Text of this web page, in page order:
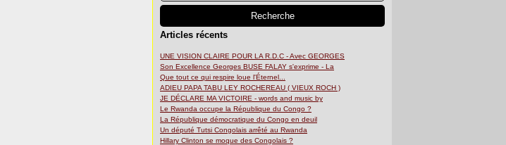
Articles récents
UNE VISION CLAIRE POUR LA R.D.C - Avec GEORGES
Son Excellence Georges BUSE FALAY s'exprime - La
Que tout ce qui respire loue l'Éternel...
ADIEU PAPA TABU LEY ROCHEREAU ( VIEUX ROCH )
JE DÉCLARE MA VICTOIRE - words and music by
Le Rwanda occupe la République du Congo ?
La République démocratique du Congo en deuil
Un député Tutsi Congolais arrêté au Rwanda
Hillary Clinton se moque des Congolais ?